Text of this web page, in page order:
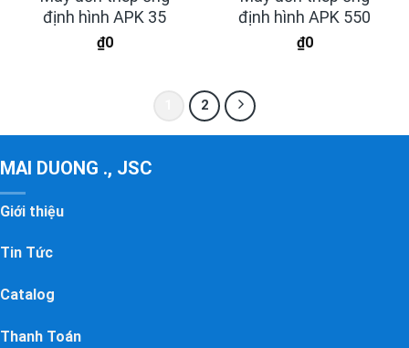
định hình APK 35
₫0
định hình APK 550
₫0
2
MAI DUONG ., JSC
Giới thiệu
Tin Tức
Catalog
Thanh Toán